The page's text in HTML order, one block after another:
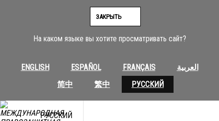
На каком языке вы хотите просматривать сайт?
ENGLISH ESPAÑOL FRANÇAIS
العربية
简中
繁中 РУССКИЙ
ЗАКРЫТЬ
РУССКИЙ